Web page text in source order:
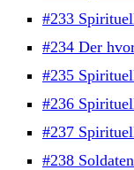
#233
#234 Der
#235
#236
#237
#238